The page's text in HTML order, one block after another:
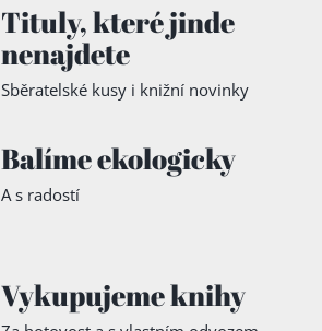
Tituly,které jinde
nenajdete
Sběratelské kusy i knižní novinky
Balíme ekologicky
A s radostí
Vykupujeme knihy